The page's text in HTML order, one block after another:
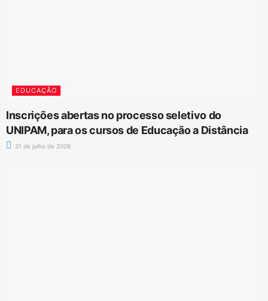
EDUCAÇÃO
Inscrições abertas no processo seletivo do
UNIPAM, para os cursos de Educação a Distância
31 de julho de 2026